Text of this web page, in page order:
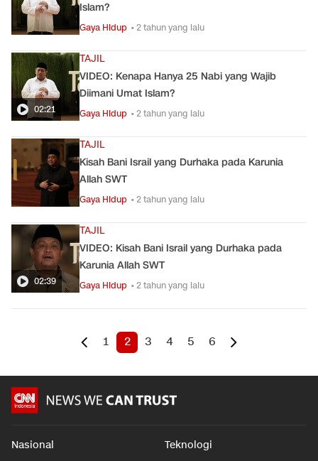
Islam?
Gaya Hidup • 2 tahun yang lalu
02:21
TAJIL
VIDEO: Kenapa Hanya 25 Nabi yang Wajib
Diimani Umat Islam?
Gaya Hidup • 2 tahun yang lalu
TAJIL
Kisah Bani Israil yang Durhaka pada Karunia
Allah SWT
Gaya Hidup • 2 tahun yang lalu
02:39
TAJIL
VIDEO: Kisah Bani Israil yang Durhaka pada
Karunia Allah SWT
Gaya Hidup • 2 tahun yang lalu
1 2 3 4 5 6
Nasional Teknologi